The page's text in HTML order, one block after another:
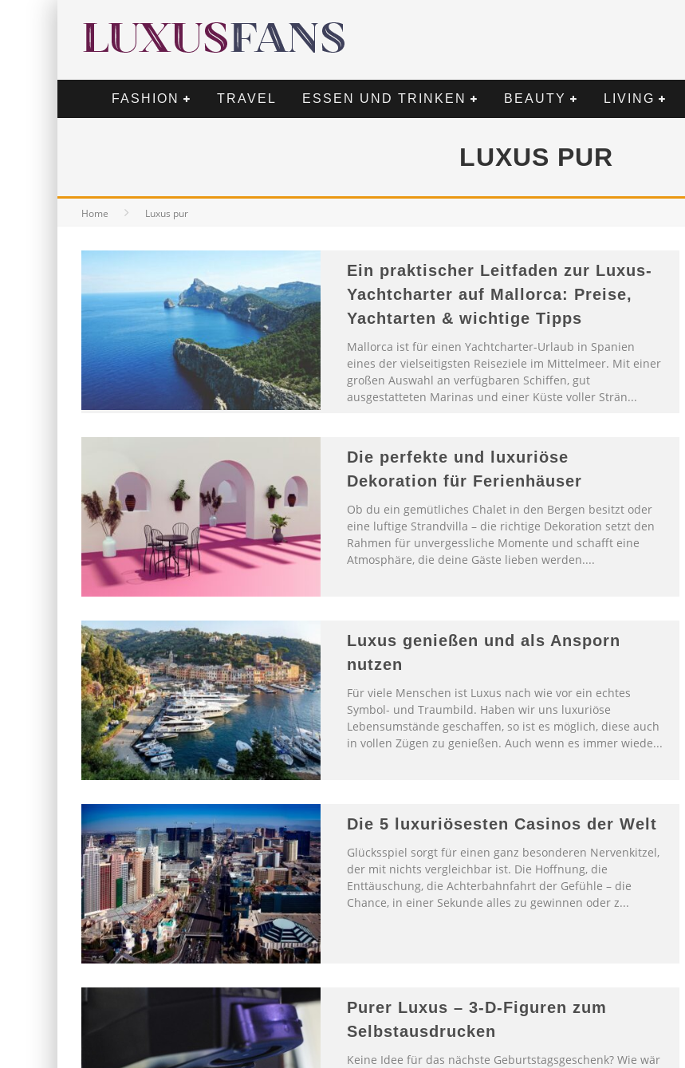
FASHION TRAVEL ESSEN UND TRINKEN BEAUTY LIVING
LUXUS PUR
Home Luxus pur
Ein praktischer Leitfaden zur Luxus-
Yachtcharter auf Mallorca: Preise,
Yachtarten & wichtige Tipps
Mallorca ist für einen Yachtcharter-Urlaub in Spanien
eines der vielseitigsten Reiseziele im Mittelmeer. Mit einer
großen Auswahl an verfügbaren Schiffen, gut
ausgestatteten Marinas und einer Küste voller Strän...
Die perfekte und luxuriöse
Dekoration für Ferienhäuser
Ob du ein gemütliches Chalet in den Bergen besitzt oder
eine luftige Strandvilla – die richtige Dekoration setzt den
Rahmen für unvergessliche Momente und schafft eine
Atmosphäre, die deine Gäste lieben werden....
Luxus genießen und als Ansporn
nutzen
Für viele Menschen ist Luxus nach wie vor ein echtes
Symbol- und Traumbild. Haben wir uns luxuriöse
Lebensumstände geschaffen, so ist es möglich, diese auch
in vollen Zügen zu genießen. Auch wenn es immer wiede...
Die 5 luxuriösesten Casinos der Welt
Glücksspiel sorgt für einen ganz besonderen Nervenkitzel,
der mit nichts vergleichbar ist. Die Hoffnung, die
Enttäuschung, die Achterbahnfahrt der Gefühle – die
Chance, in einer Sekunde alles zu gewinnen oder z...
Purer Luxus – 3-D-Figuren zum
Selbstausdrucken
Keine Idee für das nächste Geburtstagsgeschenk? Wie wär